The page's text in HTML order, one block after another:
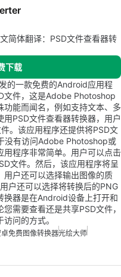
简体翻译：PSD文件查看器转
下载
的一款免费的Android应用程
文件，这是Adobe Photoshop
能而闻名，例如支持文本、多
PSD文件查看器转换器，用户
。该应用程序还提供将PSD文
没有访问Adobe Photoshop或
用程序非常简单。用户可以点击
文件。然后，该应用程序将呈
用户还可以选择输出图像的质
户还可以选择将转换后的PNG
换器是在Android设备上打开和
需要查看还是共享PSD文件，
问的方式。
免费图像转换器光绘大师